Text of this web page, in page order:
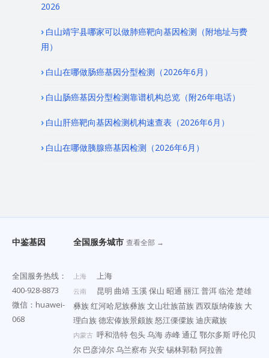
2026
白山靖宇县哪家可以做肺癌靶向基因检测（附地址与费
用）
白山在哪做肠癌基因分型检测（2026年6月）
白山肠癌基因分型检测靠谱机构总览（附26年电话）
白山肝癌靶向基因检测机构速查表（2026年6月）
白山在哪做胰腺癌基因检测（2026年6月）
中鉴基因
全国服务热线：
400-928-8873
微信：huawei-
068
全国服务城市 查看全部 →
上海 上海
云南 昆明 曲靖 玉溪保山 昭通 丽江普洱临沧楚雄
彝族红河哈尼族彝族文山壮族苗族西双版纳傣族 大
理白族德宏傣族景颇族怒江傈僳族迪庆藏族
内蒙古 呼和浩特包头乌海赤峰通辽 鄂尔多斯呼伦贝
尔 巴彦淖尔乌兰察布 兴安锡林郭勒 阿拉善